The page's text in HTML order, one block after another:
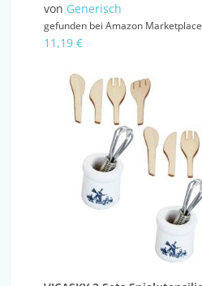
von Generisch
gefunden bei Amazon Marketplace
11,19 €